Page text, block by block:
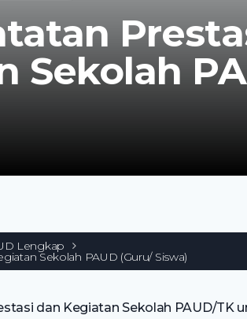
Sekolah
Lengkap
Sekolah PAUD (Guru/ Siswa)
dan Kegiatan Sekolah PAUD/TK